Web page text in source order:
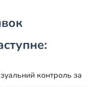
контроль за